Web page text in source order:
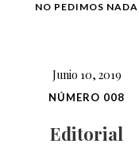
NO PEDIMOS NADA
Junio 10, 2019
NÚMERO 008
Editorial